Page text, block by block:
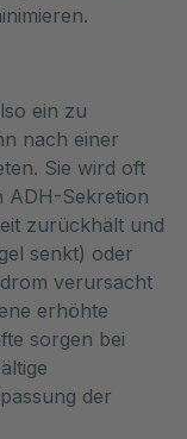
ein zu
nach einer
Sie wird oft
ADH-Sekretion
zurückhält und
senkt) oder
verursacht
erhöhte
sorgen bei
der